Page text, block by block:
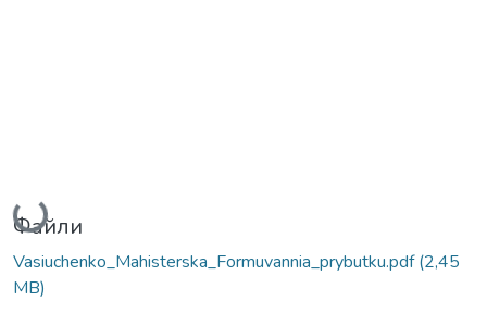
Вантажиться...
Файли
Vasiuchenko_Мahisterska_Formuvannia_prybutku.pdf(2,45
MB)